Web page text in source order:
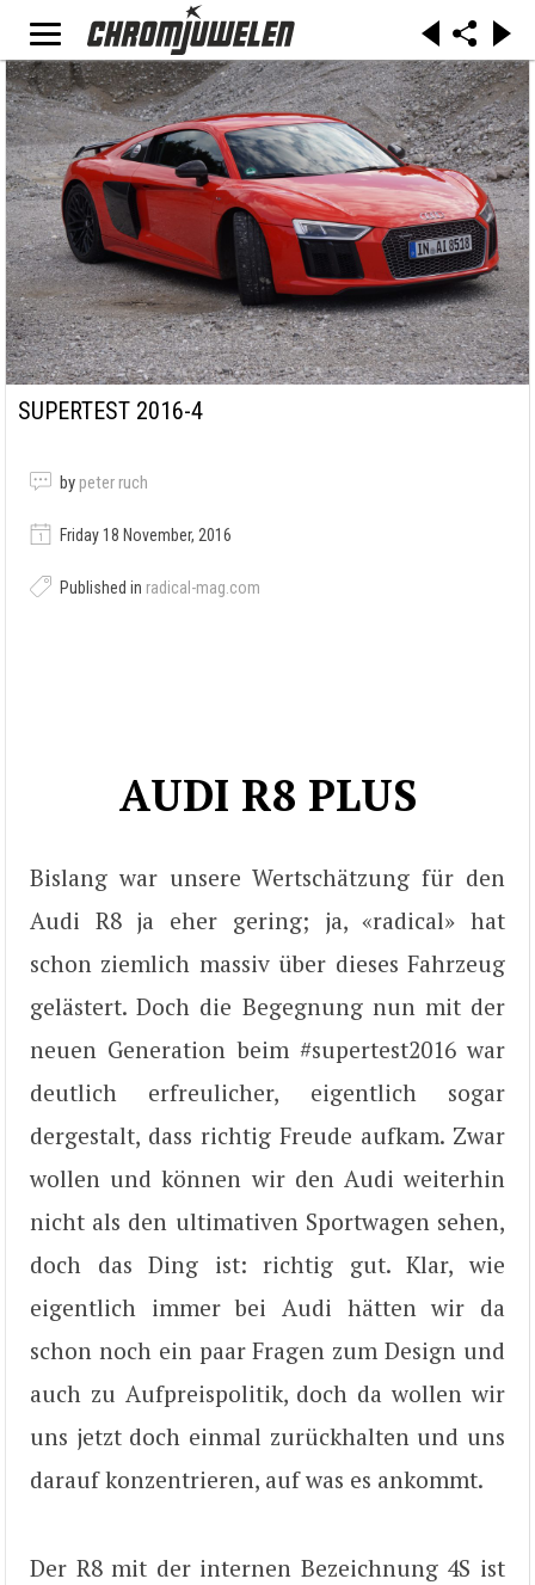
SUPERTEST 2016-4
by peter ruch
Friday 18 November, 2016
Published in radical-mag.com
AUDI R8 PLUS
Bislang war unsere Wertschätzung für den
Audi R8 ja eher gering; ja, «radical» hat
schon ziemlich massiv über dieses Fahrzeug
gelästert. Doch die Begegnung nun mit der
neuen Generation beim #supertest2016 war
deutlich erfreulicher, eigentlich sogar
dergestalt, dass richtig Freude aufkam. Zwar
wollen und können wir den Audi weiterhin
nicht als den ultimativen Sportwagen sehen,
doch das Ding ist: richtig gut. Klar, wie
eigentlich immer bei Audi hätten wir da
schon noch ein paar Fragen zum Design und
auch zu Aufpreispolitik, doch da wollen wir
uns jetzt doch einmal zurückhalten und uns
darauf konzentrieren, auf was es ankommt.
Der R8 mit der internen Bezeichnung 4S ist